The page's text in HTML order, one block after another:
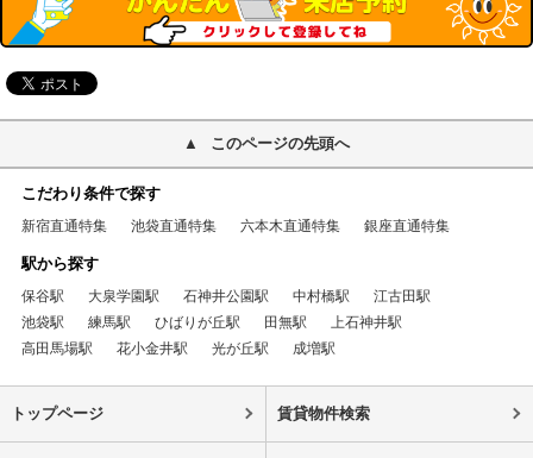
このページの先頭へ
こだわり条件で探す
新宿直通特集 池袋直通特集 六本木直通特集 銀座直通特集
駅から探す
保谷駅 大泉学園駅 石神井公園駅 中村橋駅
江古田駅
池袋駅
練馬駅 ひばりが丘駅 田無駅
上石神井駅
高田馬場駅
花小金井駅 光が丘駅 成増駅
トップページ 賃貸物件検索